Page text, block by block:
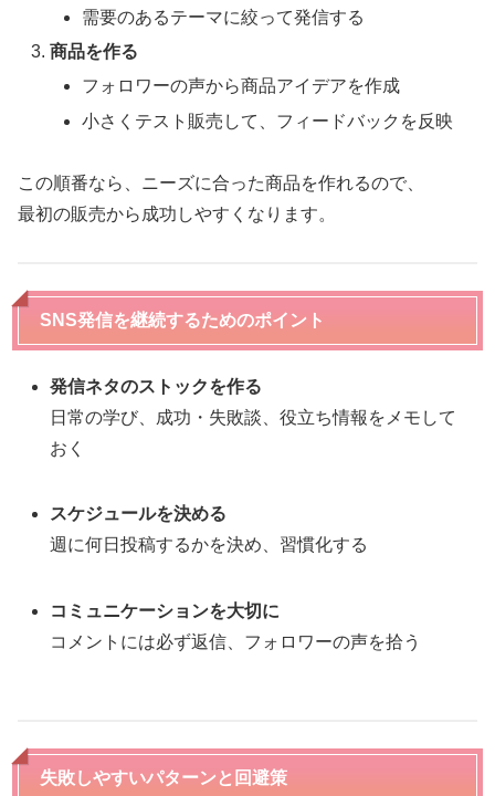
需要のあるテーマに絞って発信する
商品を作る
フォロワーの声から商品アイデアを作成
小さくテスト販売して、フィードバックを反映
この順番なら、ニーズに合った商品を作れるので、
最初の販売から成功しやすくなります。
SNS発信を継続するためのポイント
発信ネタのストックを作る
日常の学び、成功・失敗談、役立ち情報をメモして
おく
スケジュールを決める
週に何日投稿するかを決め、習慣化する
コミュニケーションを大切に
コメントには必ず返信、フォロワーの声を拾う
失敗しやすいパターンと回避策